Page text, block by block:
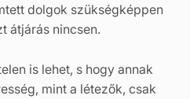
dolgok szükségképpen
átjárás nincsen.
is lehet, s hogy annak
mint a létezők, csak